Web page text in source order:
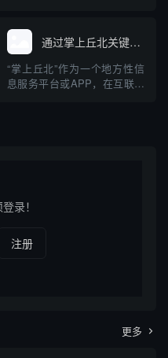
升。用户或企业在选择外露灯
串产品时，经常通过关键词搜
索，以获得相关的资讯、产品
或供应商信息。本文介绍了通
通过掌上丘北关键词查询到的域名
“掌上丘北”作为一个地方性信
息服务平台或APP，在互联网
开...
录！
注册
更多 